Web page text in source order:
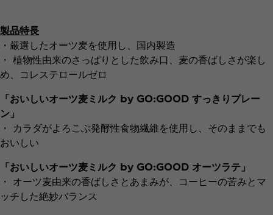
製品特長
・厳選したオーツ麦を使用し、国内製造
・ 植物性由来のさっぱりとした飲み口、麦の香ばしさが楽し
め、コレステロールゼロ
「おいしいオーツ麦ミルク by GO:GOOD すっきりプレー
ン」
・ カラダがよろこぶ発酵性食物繊維を使用し、そのままでも
おいしい
「おいしいオーツ麦ミルク by GO:GOOD オーツラテ」
・ オーツ麦由来の香ばしさとあまみが、コーヒーの苦みとマ
ッチした絶妙バランス